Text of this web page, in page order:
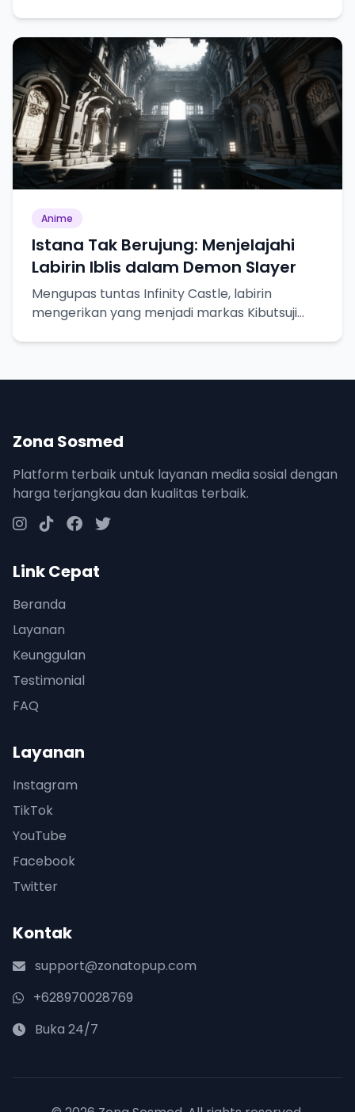
Anime
Istana Tak Berujung: Menjelajahi
Labirin Iblis dalam Demon Slayer
Mengupas tuntas Infinity Castle, labirin
mengerikan yang menjadi markas Kibutsuji
Zona Sosmed
Platform terbaik untuk layanan media sosial dengan
harga terjangkau dan kualitas terbaik.
Link Cepat
Beranda
Layanan
Keunggulan
Testimonial
FAQ
Layanan
Instagram
TikTok
YouTube
Facebook
Twitter
Kontak
support@zonatopup.com
+628970028769
Buka 24/7